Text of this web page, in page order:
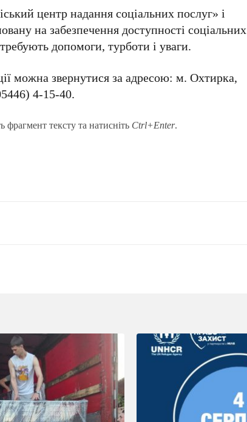
центр надання соціальних послуг» і
на забезпечення доступності соціальних
допомоги, турботи і уваги.
можна звернутися за адресою:м. Охтирка,
4-15-40.
тексту та натисніть Ctrl+Enter.